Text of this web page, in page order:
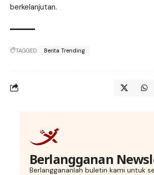
berkelanjutan.
TAGGED: Berita Trending
Berlangganan
Berlanggananlah buletin kami untuk